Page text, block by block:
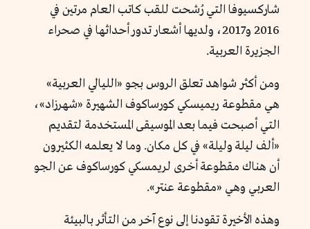
شاركسيوفا التي رُشحت للقب كاتب العام مرتين في
2016 و2017، ولديها أشعار تدور أحداثها في صحراء
الجزيرة العربية.
ومن أكثر شواهد تعلق الروس بجو «الليالي العربية»
هي مقطوعة ريميسكي كورساكوف الشهيرة «شهرزاد»،
التي أصبحت فيما بعد الموسيقى المستخدمة لتقديم
«ألف ليلة وليلة» في كل مكان. وما لا يعلمه الكثيرون
أن هناك مقطوعة أخرى لريمسكي كورساكوف عن الجو
العربي وهي «مقطوعة عنتر».
وهذه الأخيرة تقودنا إلى نوع آخر من التأثر بالبيئة